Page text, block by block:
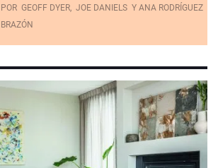
POR GEOFF DYER, JOE DANIELS Y ANA RODRÍGUEZ
BRAZÓN